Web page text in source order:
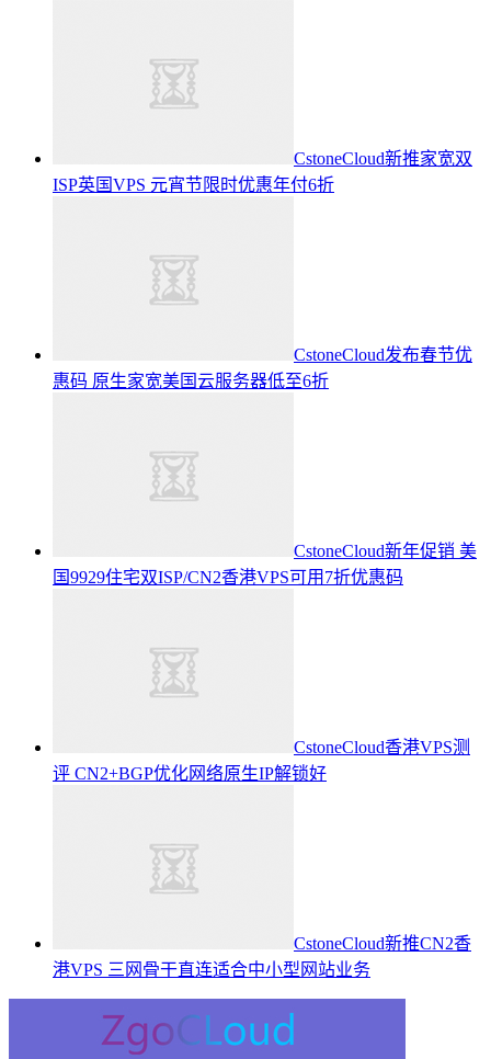
CstoneCloud新推家宽双
ISP英国VPS 元宵节限时优惠年付6折
CstoneCloud发布春节优
惠码 原生家宽美国云服务器低至6折
CstoneCloud新年促销 美
国9929住宅双ISP/CN2香港VPS可用7折优惠码
CstoneCloud香港VPS测
评 CN2+BGP优化网络原生IP解锁好
CstoneCloud新推CN2香
港VPS 三网骨干直连适合中小型网站业务